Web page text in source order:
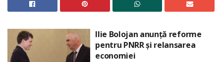
Ilie Bolojan anunță reforme
pentru PNRR și relansarea
economiei